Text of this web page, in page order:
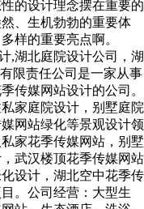
性的设计理念摆在重要的
、生机勃勃的重要体
样的重要亮点啊。
庭院设计公司，湖
限责任公司是一家从事
花季传媒网站设计的公司。
家庭院设计，别墅庭院
传媒网站绿化等景观设计领
私家花季传媒网站，别墅
，武汉楼顶花季传媒网站
设计，湖北空中花季传
。公司经营：大型生